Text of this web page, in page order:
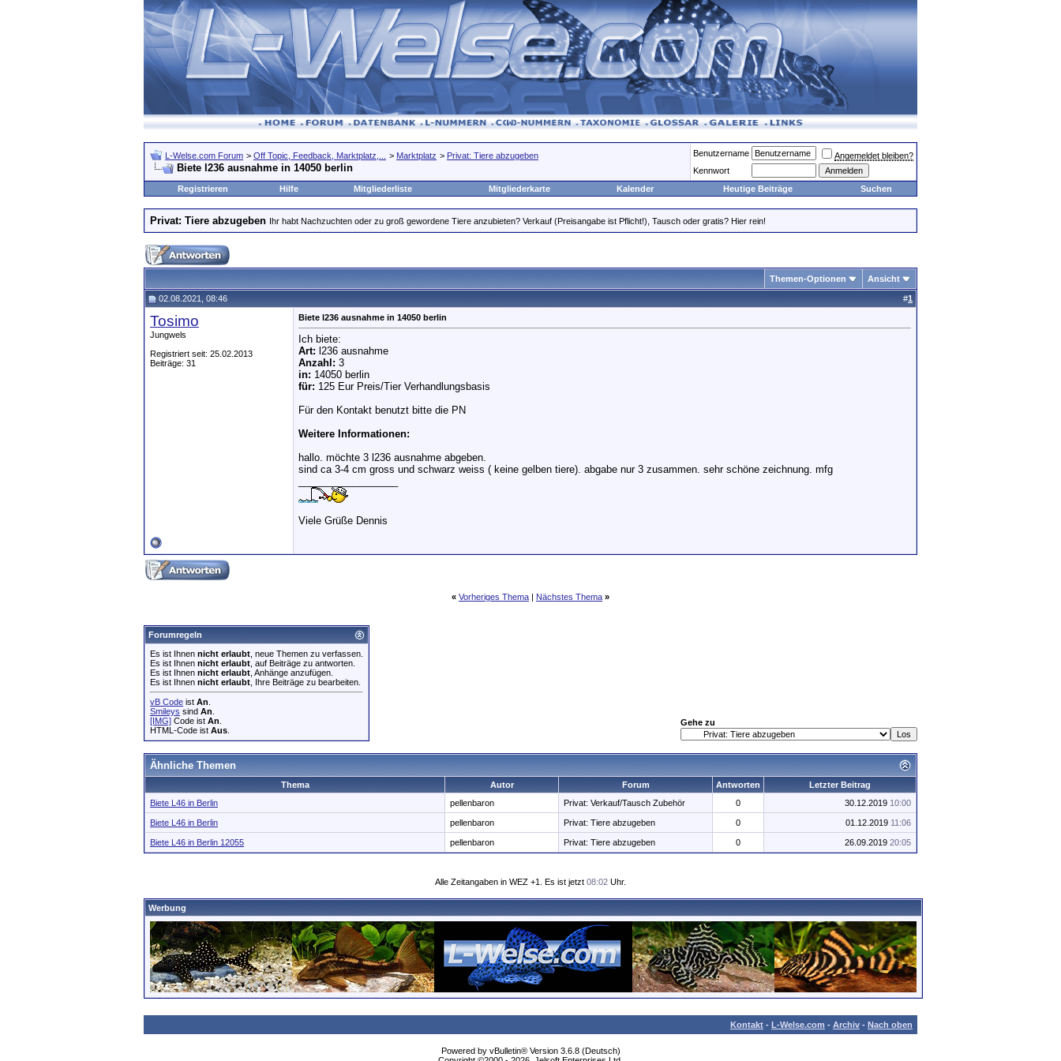
L-Welse.com Forum > Off Topic, Feedback, Marktplatz,... > Marktplatz > Privat: Tiere abzugeben
Biete l236 ausnahme in 14050 berlin
Benutzername
Angemeldet bleiben?
Kennwort
Registrieren
Hilfe Mitgliederliste Mitgliederkarte Kalender Heutige Beiträge Suchen
Privat: Tiere abzugeben Ihr habt Nachzuchten oder zu groß gewordene Tiere anzubieten? Verkauf (Preisangabe ist Pflicht!), Tausch oder gratis? Hier rein!
Themen-Optionen Ansicht
02.08.2021, 08:46 #1
Tosimo
Jungwels
Registriert seit: 25.02.2013
Beiträge: 31
Biete l236 ausnahme in 14050 berlin
Ich biete:
Art: l236 ausnahme
Anzahl: 3
in: 14050 berlin
für: 125 Eur Preis/Tier Verhandlungsbasis
Für den Kontakt benutzt bitte die PN
Weitere Informationen:
hallo. möchte 3 l236 ausnahme abgeben.
sind ca 3-4 cm gross und schwarz weiss ( keine gelben tiere). abgabe nur 3 zusammen. sehr schöne zeichnung. mfg
Viele Grüße Dennis
« Vorheriges Thema | Nächstes Thema »
Forumregeln
Es ist Ihnen nicht erlaubt , neue Themen zu verfassen.
Es ist Ihnen nicht erlaubt , auf Beiträge zu antworten.
Es ist Ihnen nicht erlaubt , Anhänge anzufügen.
Es ist Ihnen nicht erlaubt , Ihre Beiträge zu bearbeiten.
vB Code ist An
Smileys sind An
[IMG] Code ist An
HTML-Code ist Aus
Gehe zu
Ähnliche Themen
Thema Autor Forum Antworten
Letzter Beitrag
Biete L46 in Berlin
pellenbaron Privat: Verkauf/Tausch Zubehör 0 30.12.2019 10:00
Biete L46 in Berlin pellenbaron Privat: Tiere abzugeben 0 01.12.2019 11:06
Biete L46 in Berlin 12055 pellenbaron Privat: Tiere abzugeben 0 26.09.2019 20:05
Alle Zeitangaben in WEZ +1. Es ist jetzt 08:02 Uhr.
Werbung
Kontakt - L-Welse.com - Archiv - Nach oben
Powered by vBulletin® Version 3.6.8 (Deutsch)